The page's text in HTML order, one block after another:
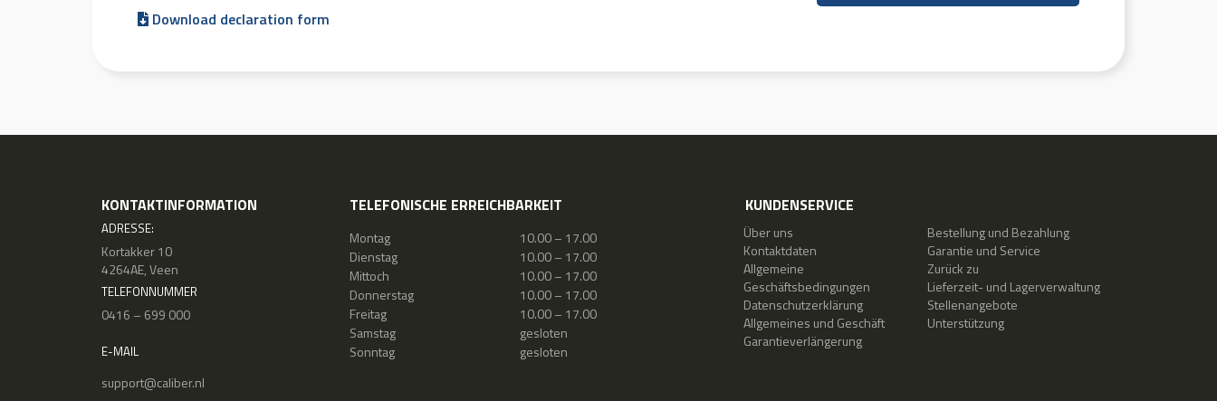
Download declaration form
KONTAKTINFORMATION
ADRESSE:
Kortakker 10
4264AE, Veen
TELEFONNUMMER
0416 – 699 000
E-MAIL
support@caliber.nl
TELEFONISCHE ERREICHBARKEIT
Montag
10.00 – 17.00
Dienstag
10.00 – 17.00
Mittoch
10.00 – 17.00
Donnerstag
10.00 – 17.00
Freitag
10.00 – 17.00
Samstag
gesloten
Sonntag
gesloten
KUNDENSERVICE
Über uns
Kontaktdaten
Allgemeine
Geschäftsbedingungen
Datenschutzerklärung
Allgemeines und Geschäft
Garantieverlängerung
Bestellung und Bezahlung
Garantie und Service
Zurück zu
Lieferzeit- und Lagerverwaltung
Stellenangebote
Unterstützung